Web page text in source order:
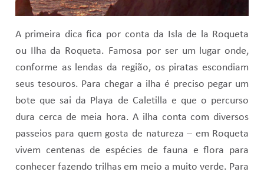
A primeira dica fica por conta da Isla de la Roqueta
ou Ilha da Roqueta. Famosa por ser um lugar onde,
conforme as lendas da região, os piratas escondiam
seus tesouros. Para chegar a ilha é preciso pegar um
bote que sai da Playa de Caletilla e que o percurso
dura cerca de meia hora. A ilha conta com diversos
passeios para quem gosta de natureza – em Roqueta
vivem centenas de espécies de fauna e flora para
conhecer fazendo trilhas em meio a muito verde. Para